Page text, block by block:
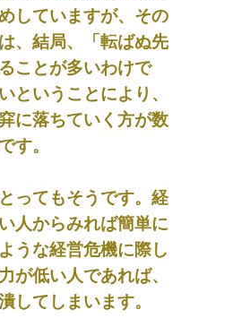
していますが、その
、結局、「転ばぬ先
ことが多いわけで
ということにより、
に落ちていく方が数
す。
ってもそうです。経
人からみれば簡単に
うな経営危機に際し
が低い人であれば、
してしまいます。